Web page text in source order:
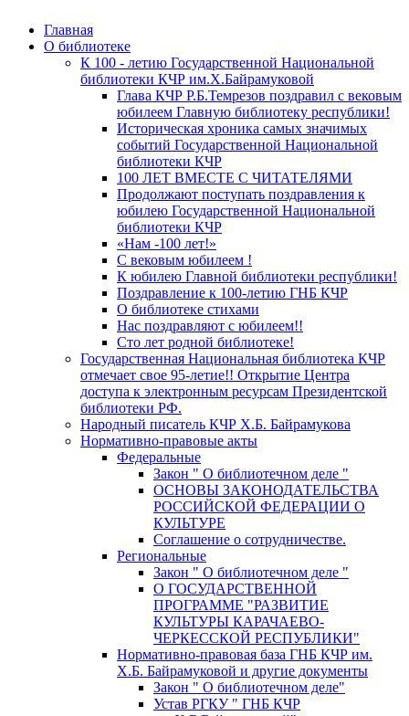
Главная
О библиотеке
К 100 - летию Государственной Национальной
библиотеки КЧР им.Х.Байрамуковой
Глава КЧР Р.Б.Темрезов поздравил с вековым
юбилеем Главную библиотеку республики!
Историческая хроника самых значимых
событий Государственной Национальной
библиотеки КЧР
100 ЛЕТ ВМЕСТЕ С ЧИТАТЕЛЯМИ
Продолжают поступать поздравления к
юбилею Государственной Национальной
библиотеки КЧР
«Нам -100 лет!»
С вековым юбилеем !
К юбилею Главной библиотеки республики!
Поздравление к 100-летию ГНБ КЧР
О библиотеке стихами
Нас поздравляют с юбилеем!!
Сто лет родной библиотеке!
Государственная Национальная библиотека КЧР
отмечает свое 95-летие!! Открытие Центра
доступа к электронным ресурсам Президентской
библиотеки РФ.
Народный писатель КЧР Х.Б. Байрамукова
Нормативно-правовые акты
Федеральные
Закон " О библиотечном деле "
ОСНОВЫ ЗАКОНОДАТЕЛЬСТВА
РОССИЙСКОЙ ФЕДЕРАЦИИ О
КУЛЬТУРЕ
Соглашение о сотрудничестве.
Региональные
Закон " О библиотечном деле "
О ГОСУДАРСТВЕННОЙ
ПРОГРАММЕ "РАЗВИТИЕ
КУЛЬТУРЫ КАРАЧАЕВО-
ЧЕРКЕССКОЙ РЕСПУБЛИКИ"
Нормативно-правовая база ГНБ КЧР им.
Х.Б. Байрамуковой и другие документы
Закон " О библиотечном деле"
Устав РГКУ " ГНБ КЧР